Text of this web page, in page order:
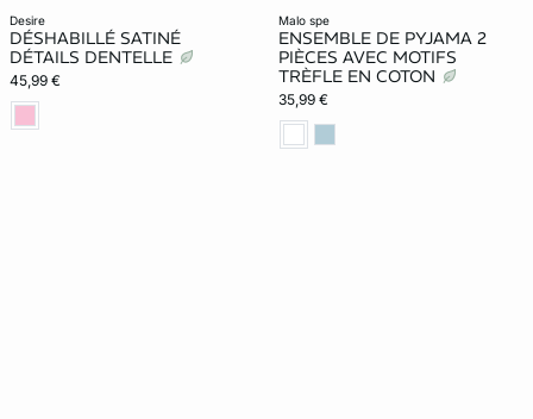
desire
DÉSHABILLÉ SATINÉ
DÉTAILS DENTELLE
45,99 €
malo spe
ENSEMBLE DE PYJAMA 2
PIÈCES AVEC MOTIFS
TRÈFLE EN COTON
35,99 €